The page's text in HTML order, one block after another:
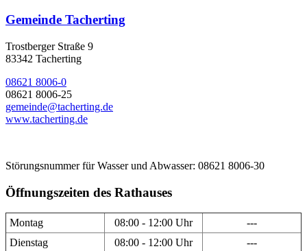
Gemeinde Tacherting
Trostberger Straße 9
83342 Tacherting
08621 8006-0
08621 8006-25
gemeinde@tacherting.de
www.tacherting.de
Störungsnummer für Wasser und Abwasser: 08621 8006-30
Öffnungszeiten des Rathauses
Montag 08:00 - 12:00 Uhr
---
Dienstag
08:00 - 12:00 Uhr ---